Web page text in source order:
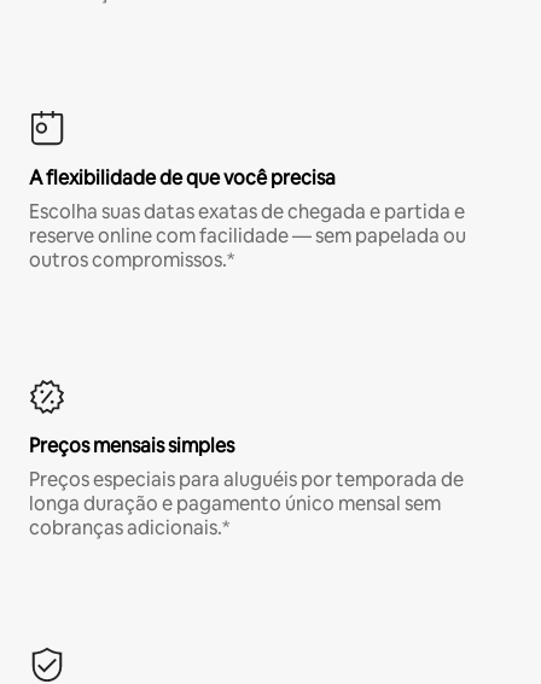
A flexibilidade de que você precisa
Escolha suas datas exatas de chegada e partida e
reserve online com facilidade — sem papelada ou
outros compromissos.*
Preços mensais simples
Preços especiais para aluguéis por temporada de
longa duração e pagamento único mensal sem
cobranças adicionais.*